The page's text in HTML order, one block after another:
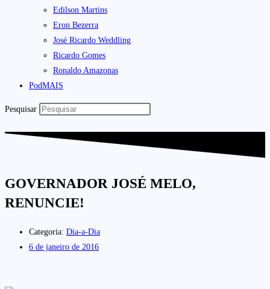
Edilson Martins
Eron Bezerra
José Ricardo Weddling
Ricardo Gomes
Ronaldo Amazonas
PodMAIS
Pesquisar
GOVERNADOR JOSÉ MELO,
RENUNCIE!
Categoria: Dia-a-Dia
6 de janeiro de 2016